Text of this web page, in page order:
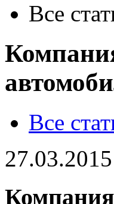
Все
Все
27.03.2015